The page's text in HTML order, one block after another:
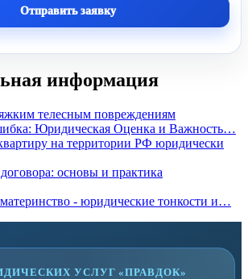
Отправить заявку
информация
телесным повреждениям
Юридическая Оценка и Важность…
на территории РФ юридически
основы и практика
- юридические тонкости и…
УСЛУГ «ПРАВДОК»